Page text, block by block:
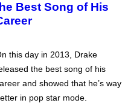
Best Song of His
this day in 2013, Drake
the best song of his
and showed that he’s way
in pop star mode.